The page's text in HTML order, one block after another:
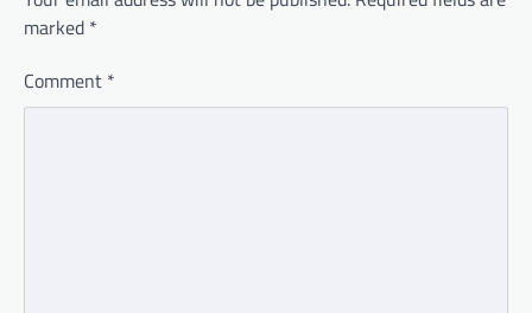
marked *
Comment *